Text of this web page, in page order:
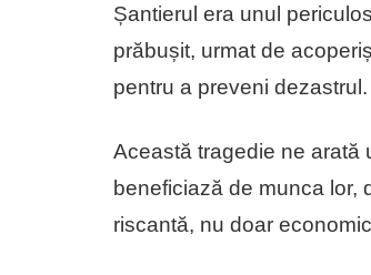
Șantierul era unul
prăbușit, urmat de
pentru a preveni dezastrul.
Această tragedie ne arată
beneficiază de munca lor,
riscantă, nu doar